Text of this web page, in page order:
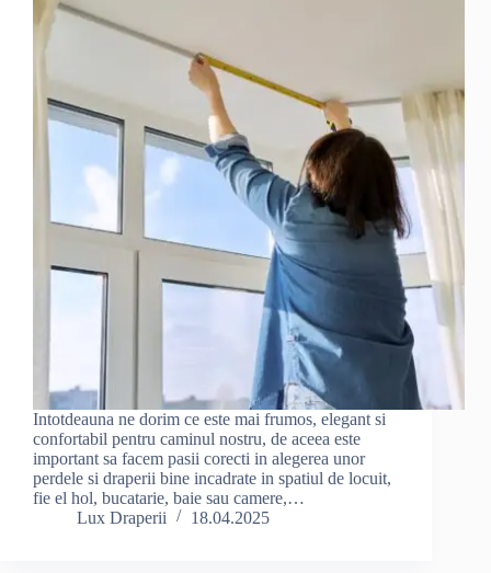
Intotdeauna ne dorim ce este mai frumos, elegant si
confortabil pentru caminul nostru, de aceea este
important sa facem pasii corecti in alegerea unor
perdele si draperii bine incadrate in spatiul de locuit,
fie el hol, bucatarie, baie sau camere,…
Lux Draperii
18.04.2025